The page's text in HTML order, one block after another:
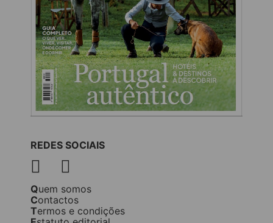
REDES SOCIAIS
Quem somos
Contactos
Termos e condições